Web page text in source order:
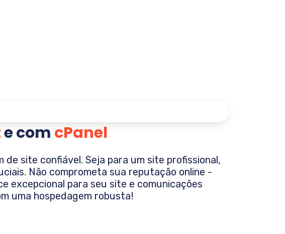
e com cPanel
site confiável. Seja para um site profissional,
Não comprometa sua reputação online -
excepcional para seu site e comunicações
uma hospedagem robusta!